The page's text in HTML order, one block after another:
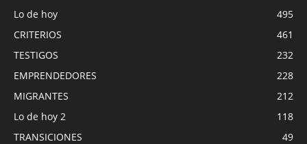
Lo de hoy
495
CRITERIOS
461
TESTIGOS
232
EMPRENDEDORES
228
MIGRANTES
212
Lo de hoy 2
118
TRANSICIONES
49